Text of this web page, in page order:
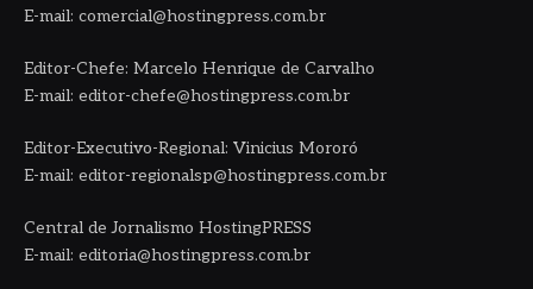
E-mail: comercial@hostingpress.com.br
Editor-Chefe: Marcelo Henrique de Carvalho
E-mail: editor-chefe@hostingpress.com.br
Editor-Executivo-Regional: Vinicius Mororó
E-mail: editor-regionalsp@hostingpress.com.br
Central de Jornalismo HostingPRESS
E-mail: editoria@hostingpress.com.br